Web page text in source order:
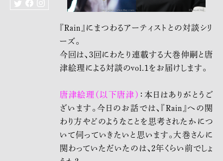
『Rain』にまつわるアーティストとの対談シリ
ーズ。
今回は、3回にわたり連載する大巻伸嗣と唐
津絵理による対談のvol.1をお届けします。
唐津絵理（以下唐津） ：本日はありがとうご
ざいます。今日のお話では、『Rain』への関
わり方やどのようなことを思考されたかにつ
いて伺っていきたいと思います。大巻さんに
関わっていただいたのは、2年くらい前でしょ